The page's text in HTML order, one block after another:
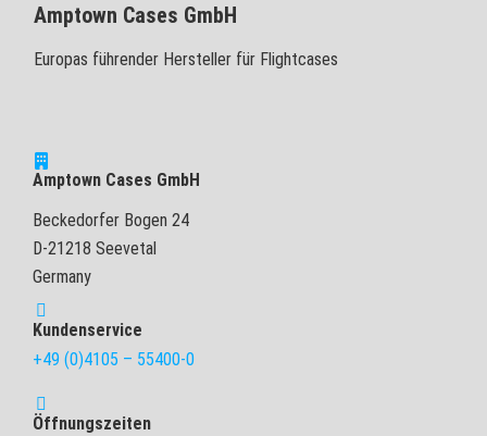
Amptown Cases GmbH
Europas führender Hersteller für Flightcases
Amptown Cases GmbH
Beckedorfer Bogen 24
D-21218 Seevetal
Germany
Kundenservice
+49 (0)4105 – 55400-0
Öffnungszeiten